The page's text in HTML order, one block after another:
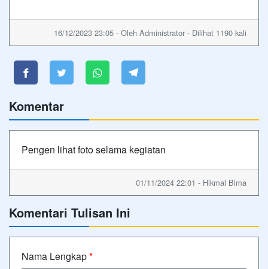
16/12/2023 23:05 - Oleh Administrator - Dilihat 1190 kali
Komentar
Pengen lihat foto selama kegiatan
01/11/2024 22:01 - Hikmal Bima
Komentari Tulisan Ini
Nama Lengkap*